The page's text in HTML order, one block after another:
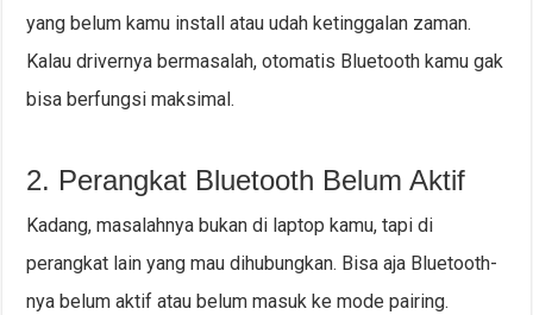
yang belum kamu install atau udah ketinggalan zaman.
Kalau drivernya bermasalah, otomatis Bluetooth kamu gak
bisa berfungsi maksimal.
2. Perangkat Bluetooth Belum Aktif
Kadang, masalahnya bukan di laptop kamu, tapi di
perangkat lain yang mau dihubungkan. Bisa aja Bluetooth-
nya belum aktif atau belum masuk ke mode pairing.